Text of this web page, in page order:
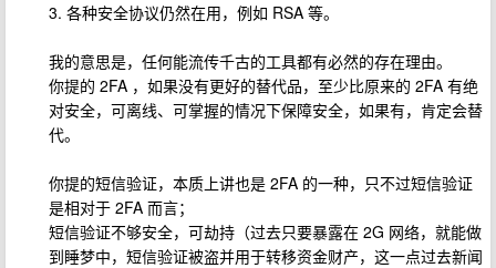
3. 各种安全协议仍然在用，例如 RSA 等。
我的意思是，任何能流传千古的工具都有必然的存在理由。
你提的 2FA ，如果没有更好的替代品，至少比原来的 2FA 有绝
对安全，可离线、可掌握的情况下保障安全，如果有，肯定会替
代。
你提的短信验证，本质上讲也是 2FA 的一种，只不过短信验证
是相对于 2FA 而言；
短信验证不够安全，可劫持（过去只要暴露在 2G 网络，就能做
到睡梦中，短信验证被盗并用于转移资金财产，这一点过去新闻